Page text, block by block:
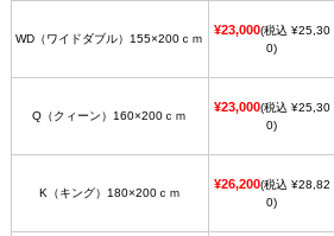
WD（ワイドダブル）155×200ｃｍ
¥23,000(税込 ¥25,30
0)
Q（クィーン）160×200ｃｍ
¥23,000(税込 ¥25,30
0)
K（キング）180×200ｃｍ
¥26,200(税込 ¥28,82
0)